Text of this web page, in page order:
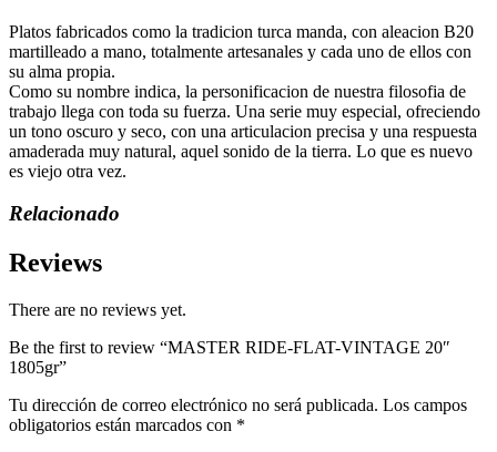
Platos fabricados como la tradicion turca manda, con aleacion B20
martilleado a mano, totalmente artesanales y cada uno de ellos con
su alma propia.
Como su nombre indica, la personificacion de nuestra filosofia de
trabajo llega con toda su fuerza. Una serie muy especial, ofreciendo
un tono oscuro y seco, con una articulacion precisa y una respuesta
amaderada muy natural, aquel sonido de la tierra. Lo que es nuevo
es viejo otra vez.
Relacionado
Reviews
There are no reviews yet.
Be the first to review “MASTER RIDE-FLAT-VINTAGE 20″
1805gr”
Tu dirección de correo electrónico no será publicada. Los campos
obligatorios están marcados con *